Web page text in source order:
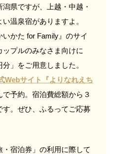
県ですが、上越・中越・
温泉宿がありますよ。
かた for Family』のサイ
ップルのみなさま向けに
」をご用意しました。
Webサイト『よりなれえち
予約。宿泊費総額から３
。ぜひ、ふるってご応募
宿泊券」の利用に際して